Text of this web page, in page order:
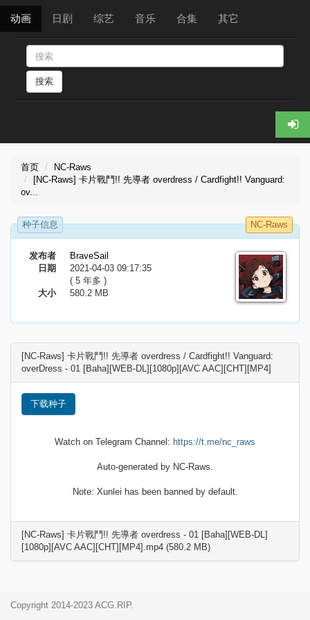
动画 日剧 综艺 音乐 合集 其它
搜索
首页
NC-Raws
[NC-Raws] 卡片戰鬥!! 先導者 overdress / Cardfight!! Vanguard:
ov...
种子信息 NC-Raws
发布者
BraveSail
日期
2021-04-03 09:17:35
( 5 年多 )
大小
580.2 MB
[NC-Raws] 卡片戰鬥!! 先導者 overdress / Cardfight!! Vanguard:
overDress - 01 [Baha][WEB-DL][1080p][AVC AAC][CHT][MP4]
下载种子
Watch on Telegram Channel: https://t.me/nc_raws
Auto-generated by NC-Raws.
Note: Xunlei has been banned by default.
[NC-Raws] 卡片戰鬥!! 先導者 overdress - 01 [Baha][WEB-DL]
[1080p][AVC AAC][CHT][MP4].mp4 (580.2 MB)
Copyright 2014-2023 ACG.RIP.